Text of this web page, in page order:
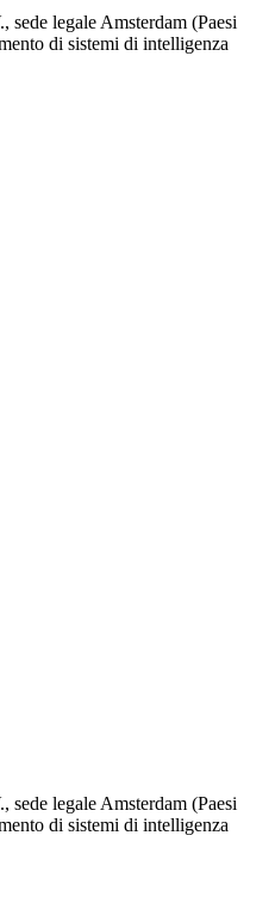
legale Amsterdam (Paesi
di sistemi di intelligenza
legale Amsterdam (Paesi
di sistemi di intelligenza